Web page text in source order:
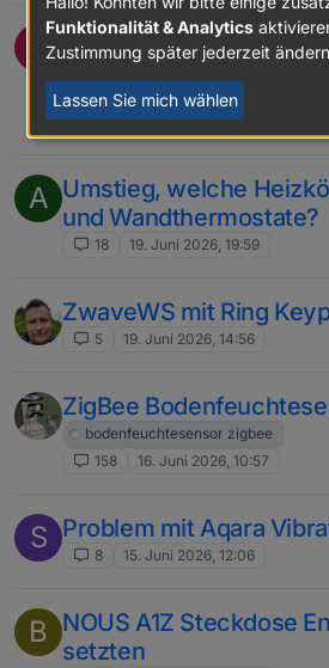
Dynamische
Solaredge via modbus
modbus
solaredge
2
22. Juni 2026, 12:30
A Umstieg, welche
und Wandthermostate?
18 19. Juni 2026, 19:59
ZwaveWS mit Ring
5 19. Juni 2026, 14:56
ZigBee
bodenfeuchtesensor zigbee
158
16. Juni 2026, 10:57
S Problem mit Aqara
8 15. Juni 2026, 12:06
B NOUS A1Z Steckdose
setzten
Funktionalität & Analytics
Zustimmung später jederzeit
Lassen Sie mich wählen